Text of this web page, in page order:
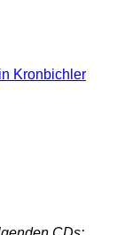
Kronbichler